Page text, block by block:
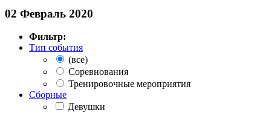
02 Февраль 2020
Фильтр:
Тип события
(все)
Соревнования
Тренировочные мероприятия
Сборные
Девушки